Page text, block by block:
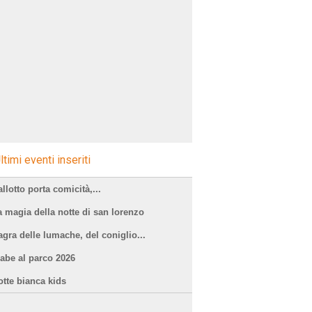
eventi inseriti
porta comicità,...
magia della notte di san lorenzo
delle lumache, del coniglio...
al parco 2026
bianca kids